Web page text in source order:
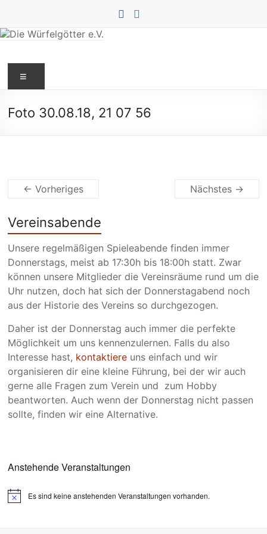
springen
Würfelgötter
e.V.
Foto 30.08.18, 21 07 56
← Vorheriges Nächstes →
Vereinsabende
Unsere regelmäßigen Spieleabende finden immer
Donnerstags, meist ab 17:30h bis 18:00h statt. Zwar
können unsere Mitglieder die Vereinsräume rund um die
Uhr nutzen, doch hat sich der Donnerstagabend noch
aus der Historie des Vereins so durchgezogen.
Daher ist der Donnerstag auch immer die perfekte
Möglichkeit um uns kennenzulernen. Falls du also
Interesse hast, kontaktiere uns einfach und wir
organisieren dir eine kleine Führung, bei der wir auch
gerne alle Fragen zum Verein und zum Hobby
beantworten. Auch wenn der Donnerstag nicht passen
sollte, finden wir eine Alternative.
Anstehende Veranstaltungen
H
Es sind keine anstehenden Veranstaltungen vorhanden.